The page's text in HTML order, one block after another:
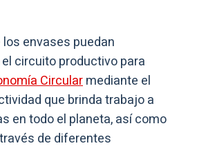
envases puedan
circuito productivo para
Circularmediante el
que brinda trabajo a
en todo el planeta, así como
de diferentes